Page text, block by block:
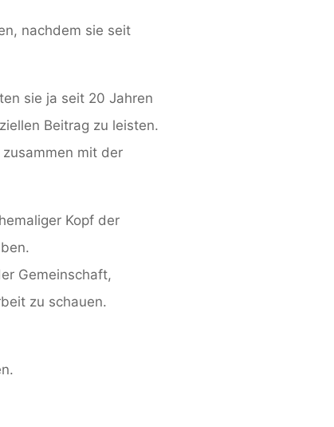
nachdem sie seit
sie ja seit 20 Jahren
Beitrag zu leisten.
mit der
Kopf der
Gemeinschaft,
zu schauen.